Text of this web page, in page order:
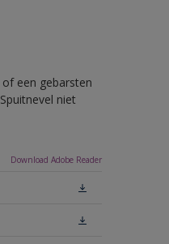
een gebarsten
niet
Download Adobe Reader